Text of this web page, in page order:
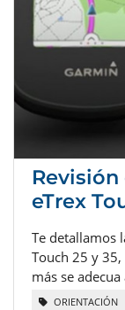
eTrex
Te detallamos
Touch 25 y
más se
ORIENTACIÓN